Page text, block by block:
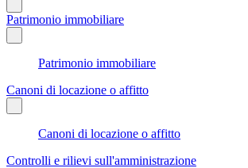
Patrimonio immobiliare
Patrimonio immobiliare
Canoni di locazione o affitto
Canoni di locazione o affitto
Controlli e rilievi sull'amministrazione